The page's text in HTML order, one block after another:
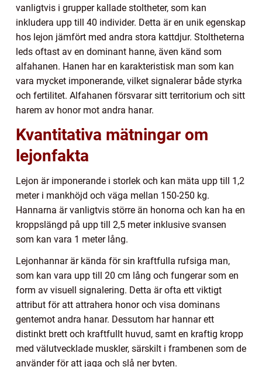
vanligtvis i grupper kallade stoltheter, som kan
inkludera upp till 40 individer. Detta är en unik egenskap
hos lejon jämfört med andra stora kattdjur. Stoltheterna
leds oftast av en dominant hanne, även känd som
alfahanen. Hanen har en karakteristisk man som kan
vara mycket imponerande, vilket signalerar både styrka
och fertilitet. Alfahanen försvarar sitt territorium och sitt
harem av honor mot andra hanar.
Kvantitativa mätningar om
lejonfakta
Lejon är imponerande i storlek och kan mäta upp till 1,2
meter i mankhöjd och väga mellan 150-250 kg.
Hannarna är vanligtvis större än honorna och kan ha en
kroppslängd på upp till 2,5 meter inklusive svansen
som kan vara 1 meter lång.
Lejonhannar är kända för sin kraftfulla rufsiga man,
som kan vara upp till 20 cm lång och fungerar som en
form av visuell signalering. Detta är ofta ett viktigt
attribut för att attrahera honor och visa dominans
gentemot andra hanar. Dessutom har hannar ett
distinkt brett och kraftfullt huvud, samt en kraftig kropp
med välutvecklade muskler, särskilt i frambenen som de
använder för att jaga och slå ner byten.